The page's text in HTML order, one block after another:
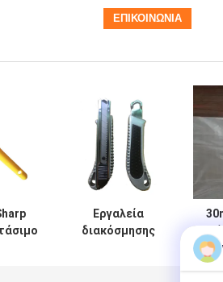
Εργαλεία
διακόσμησης